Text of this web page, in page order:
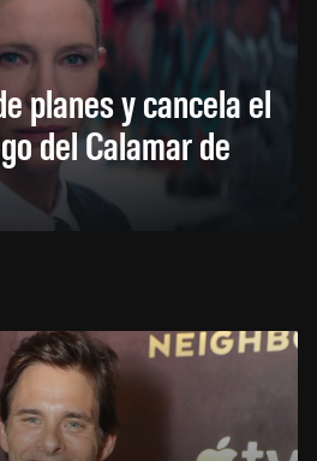
planes y cancela el
del Calamar de